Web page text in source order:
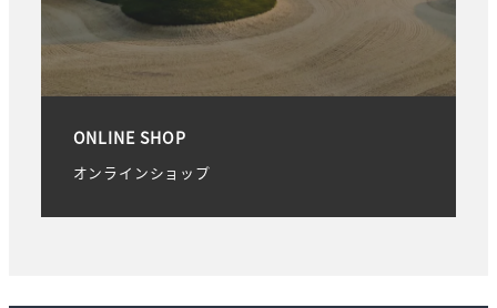
ONLINE SHOP
オンラインショップ